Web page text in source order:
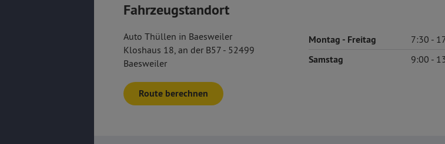
Fahrzeugstandort
Auto Thüllen in Baesweiler
Kloshaus 18, an der B57 - 52499
Baesweiler
Route berechnen
Montag - Freitag 7:30
Samstag 9:00